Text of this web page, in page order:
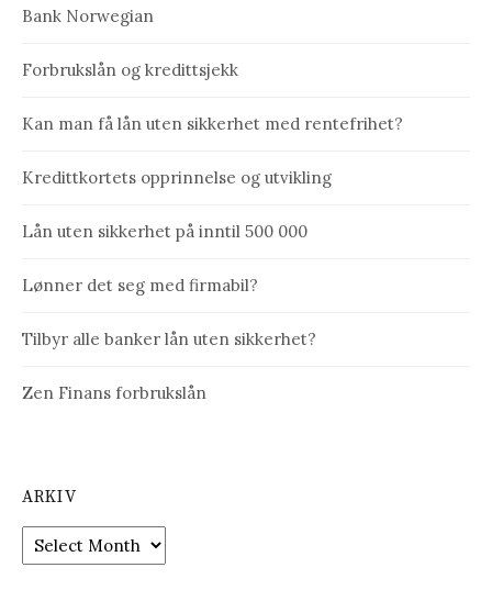
Bank Norwegian
Forbrukslån og kredittsjekk
Kan man få lån uten sikkerhet med rentefrihet?
Kredittkortets opprinnelse og utvikling
Lån uten sikkerhet på inntil 500 000
Lønner det seg med firmabil?
Tilbyr alle banker lån uten sikkerhet?
Zen Finans forbrukslån
ARKIV
Arkiv